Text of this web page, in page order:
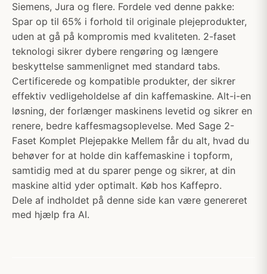
Siemens, Jura og flere. Fordele ved denne pakke:
Spar op til 65% i forhold til originale plejeprodukter,
uden at gå på kompromis med kvaliteten. 2-faset
teknologi sikrer dybere rengøring og længere
beskyttelse sammenlignet med standard tabs.
Certificerede og kompatible produkter, der sikrer
effektiv vedligeholdelse af din kaffemaskine. Alt-i-en
løsning, der forlænger maskinens levetid og sikrer en
renere, bedre kaffesmagsoplevelse. Med Sage 2-
Faset Komplet Plejepakke Mellem får du alt, hvad du
behøver for at holde din kaffemaskine i topform,
samtidig med at du sparer penge og sikrer, at din
maskine altid yder optimalt. Køb hos Kaffepro.
Dele af indholdet på denne side kan være genereret
med hjælp fra AI.